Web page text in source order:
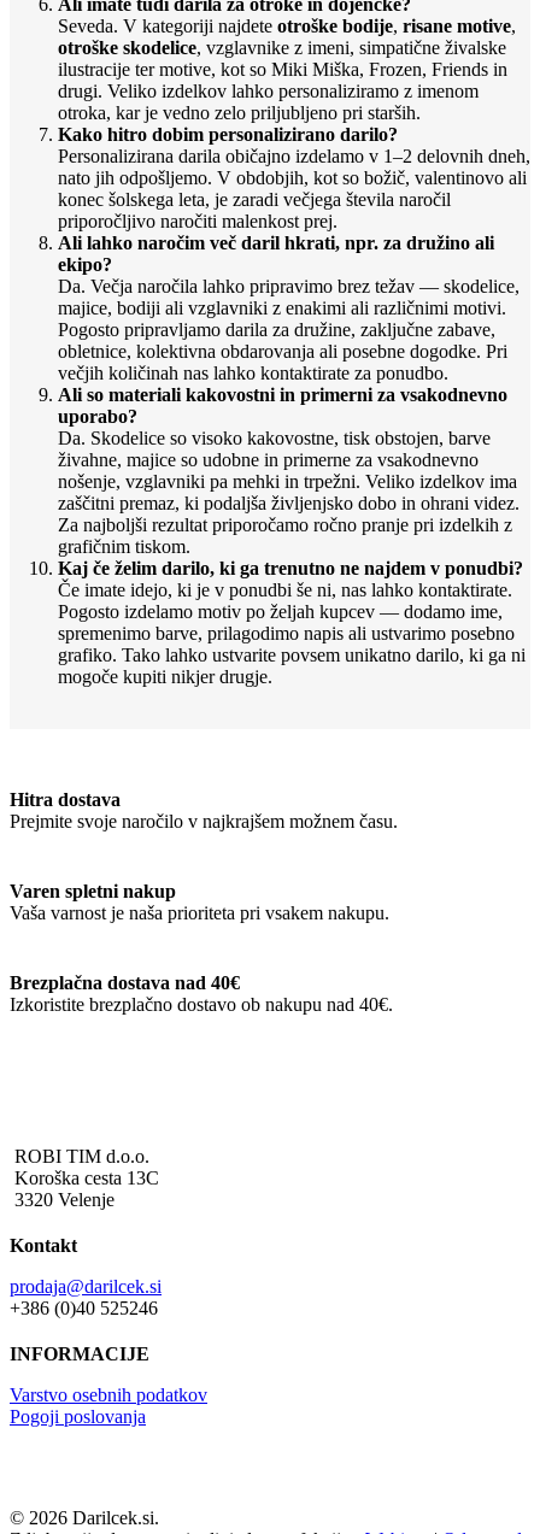
Seveda. V kategoriji najdete otroške bodije, risane motive,
otroške skodelice, vzglavnike z imeni, simpatične živalske
ilustracije ter motive, kot so Miki Miška, Frozen, Friends in
drugi. Veliko izdelkov lahko personaliziramo z imenom
otroka, kar je vedno zelo priljubljeno pri starših.
Kako hitro dobim personalizirano darilo?
Personalizirana darila običajno izdelamo v 1–2 delovnih dneh,
nato jih odpošljemo. V obdobjih, kot so božič, valentinovo ali
konec šolskega leta, je zaradi večjega števila naročil
priporočljivo naročiti malenkost prej.
Ali lahko naročim več daril hkrati, npr. za družino ali
ekipo?
Da. Večja naročila lahko pripravimo brez težav — skodelice,
majice, bodiji ali vzglavniki z enakimi ali različnimi motivi.
Pogosto pripravljamo darila za družine, zaključne zabave,
obletnice, kolektivna obdarovanja ali posebne dogodke. Pri
večjih količinah nas lahko kontaktirate za ponudbo.
Ali so materiali kakovostni in primerni za vsakodnevno
uporabo?
Da. Skodelice so visoko kakovostne, tisk obstojen, barve
živahne, majice so udobne in primerne za vsakodnevno
nošenje, vzglavniki pa mehki in trpežni. Veliko izdelkov ima
zaščitni premaz, ki podaljša življenjsko dobo in ohrani videz.
Za najboljši rezultat priporočamo ročno pranje pri izdelkih z
grafičnim tiskom.
Kaj če želim darilo, ki ga trenutno ne najdem v ponudbi?
Če imate idejo, ki je v ponudbi še ni, nas lahko kontaktirate.
Pogosto izdelamo motiv po željah kupcev — dodamo ime,
spremenimo barve, prilagodimo napis ali ustvarimo posebno
grafiko. Tako lahko ustvarite povsem unikatno darilo, ki ga ni
mogoče kupiti nikjer drugje.
Hitra dostava
Prejmite svoje naročilo v najkrajšem možnem času.
Varen spletni nakup
Vaša varnost je naša prioriteta pri vsakem nakupu.
Brezplačna dostava nad 40€
Izkoristite brezplačno dostavo ob nakupu nad 40€.
ROBI TIM d.o.o.
Koroška cesta 13C
3320 Velenje
Kontakt
prodaja@darilcek.si
+386 (0)40 525246
INFORMACIJE
Varstvo osebnih podatkov
Pogoji poslovanja
© 2026 Darilcek.si.